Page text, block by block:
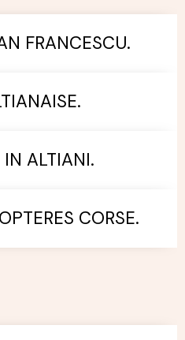
FRANCESCU.
ALTIANI.
CORSE.